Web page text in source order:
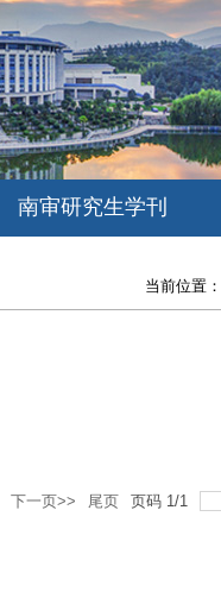
南审研究生学刊
当前位置：
下一页>> 尾页 页码 1/1